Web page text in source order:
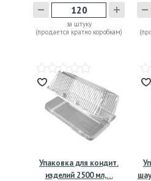
за штуку
(продается кратно коробкам)
Упаковка для кондит.
изделий 2500 мл,…